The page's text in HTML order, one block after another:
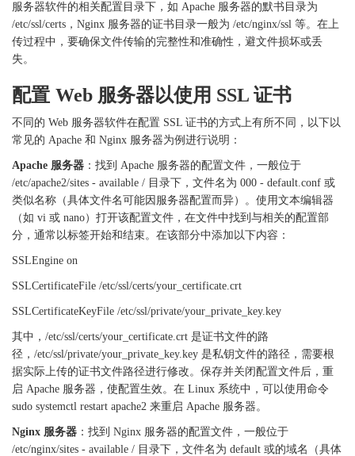
服务器软件的相关配置目录下，如 Apache 服务器的默书目录为
/etc/ssl/certs，Nginx 服务器的证书目录一般为 /etc/nginx/ssl 等。在上
传过程中，要确保文件传输的完整性和准确性，避文件损坏或丢
失。
配置 Web 服务器以使用 SSL 证书
不同的 Web 服务器软件在配置 SSL 证书的方式上有所不同，以下以
常见的 Apache 和 Nginx 服务器为例进行说明：
Apache 服务器 ：找到 Apache 服务器的配置文件，一般位于
/etc/apache2/sites - available / 目录下，文件名为 000 - default.conf 或
类似名称（具体文件名可能因服务器配置而异）。使用文本编辑器
（如 vi 或 nano）打开该配置文件，在文件中找到与相关的配置部
分，通常以标签开始和结束。在该部分中添加以下内容：
SSLEngine on
SSLCertificateFile /etc/ssl/certs/your_certificate.crt
SSLCertificateKeyFile /etc/ssl/private/your_private_key.key
其中， /etc/ssl/certs/your_certificate.crt 是证书文件的路
径，/etc/ssl/private/your_private_key.key 是私钥文件的路径，需要根
据实际上传的证书文件路径进行修改。保存并关闭配置文件后，重
启 Apache 服务器，使配置生效。在 Linux 系统中，可以使用命令
sudo systemctl restart apache2 来重启 Apache 服务器。
Nginx 服务器 ：找到 Nginx 服务器的配置文件，一般位于
/etc/nginx/sites - available / 目录下，文件名为 default 或的域名（具体